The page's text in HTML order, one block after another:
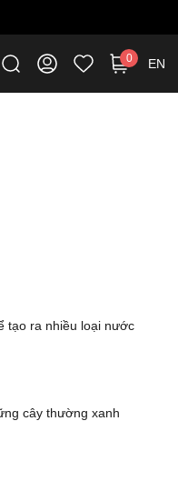
0 EN
tạo ra nhiều loại nước
cây thường xanh